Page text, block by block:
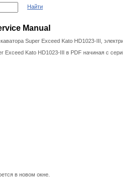
Найти
Manual
Super Exceed Kato HD1023-III,
Exceed Kato HD1023-III в PDF начиная с
в новом окне.